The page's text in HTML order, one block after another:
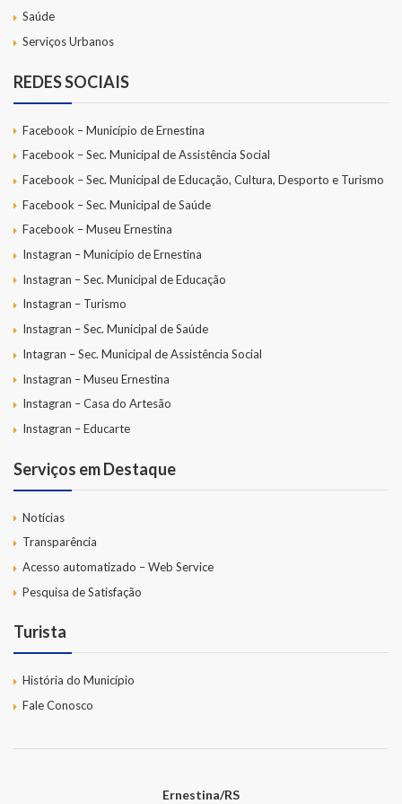
Saúde
Serviços Urbanos
REDES SOCIAIS
Facebook – Município de Ernestina
Facebook – Sec. Municipal de Assistência Social
Facebook – Sec. Municipal de Educação, Cultura, Desporto e Turismo
Facebook – Sec. Municipal de Saúde
Facebook – Museu Ernestina
Instagran – Município de Ernestina
Instagran – Sec. Municipal de Educação
Instagran – Turismo
Instagran – Sec. Municipal de Saúde
Intagran – Sec. Municipal de Assistência Social
Instagran – Museu Ernestina
Instagran – Casa do Artesão
Instagran – Educarte
Serviços em Destaque
Notícias
Transparência
Acesso automatizado – Web Service
Pesquisa de Satisfação
Turista
História do Município
Fale Conosco
Ernestina/RS